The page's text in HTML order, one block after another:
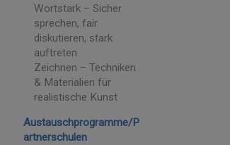
Wortstark – Sicher
sprechen, fair
diskutieren, stark
auftreten
Zeichnen – Techniken
& Materialien für
realistische Kunst
Austauschprogramme/P
artnerschulen